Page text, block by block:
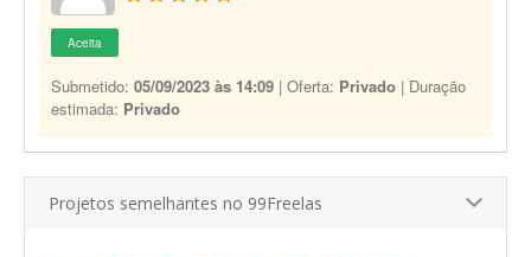
Aceita
Submetido: 05/09/2023 às 14:09 | Oferta: Privado | Duração
estimada: Privado
Projetos semelhantes no 99Freelas